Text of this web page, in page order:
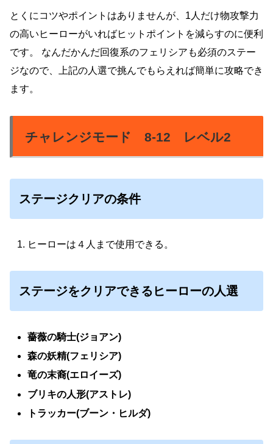
とくにコツやポイントはありませんが、1人だけ物攻撃力
の高いヒーローがいればヒットポイントを減らすのに便利
です。
なんだかんだ回復系のフェリシアも必須のステー
ジなので、上記の人選で挑んでもらえれば簡単に攻略でき
ます。
チャレンジモード 8-12 レベル2
ステージクリアの条件
ヒーローは４人まで使用できる。
ステージをクリアできるヒーローの人選
薔薇の騎士(ジョアン)
森の妖精(フェリシア)
竜の末裔(エロイーズ)
ブリキの人形(アストレ)
トラッカー(ブーン・ヒルダ)